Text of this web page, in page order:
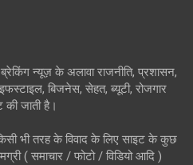
न्यूज़ के अलावा राजनीति, प्रशासन,
बिजनेस, सेहत, ब्यूटी, रोजगार
जाती है।
भी तरह के विवाद के लिए साइट के कुछ
( समाचार / फोटो / विडियो आदि )